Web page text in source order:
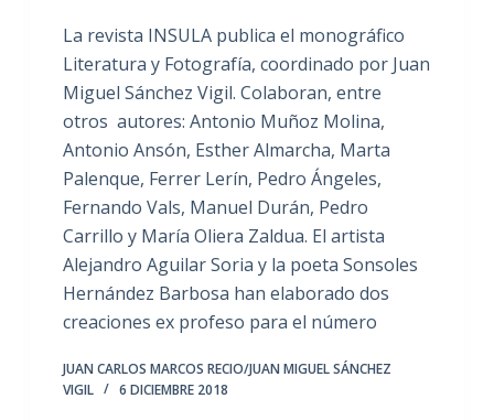
La revista INSULA publica el monográfico
Literatura y Fotografía, coordinado por Juan
Miguel Sánchez Vigil. Colaboran, entre
otros autores: Antonio Muñoz Molina,
Antonio Ansón, Esther Almarcha, Marta
Palenque, Ferrer Lerín, Pedro Ángeles,
Fernando Vals, Manuel Durán, Pedro
Carrillo y María Oliera Zaldua. El artista
Alejandro Aguilar Soria y la poeta Sonsoles
Hernández Barbosa han elaborado dos
creaciones ex profeso para el número
JUAN CARLOS MARCOS RECIO/JUAN MIGUEL SÁNCHEZ
VIGIL
6 DICIEMBRE 2018